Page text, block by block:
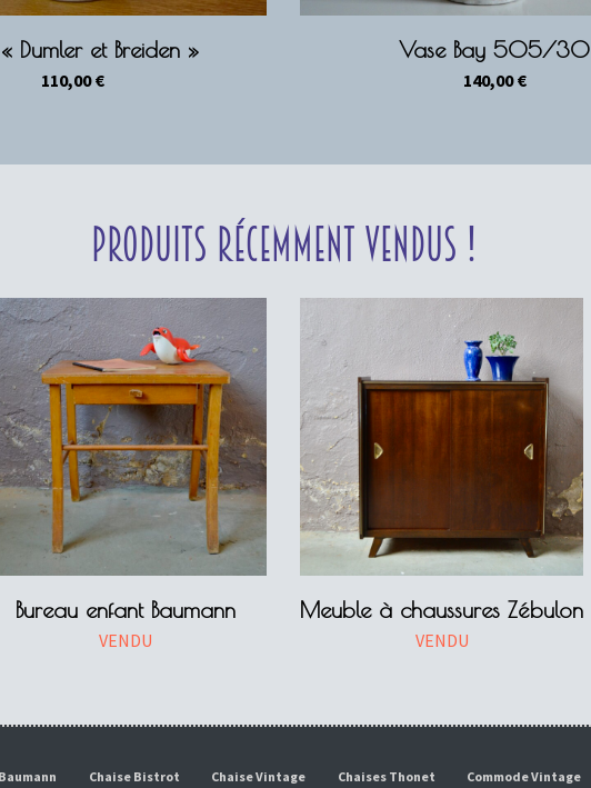
Dumler et Breiden »
110,00€
Vase Bay 505/30
140,00€
Produits récemment vendus !
Bureau enfant Baumann
VENDU
Meuble à chaussures Zébulon
VENDU
Chaise Bistrot Chaise Vintage Chaises Thonet Commode Vintage